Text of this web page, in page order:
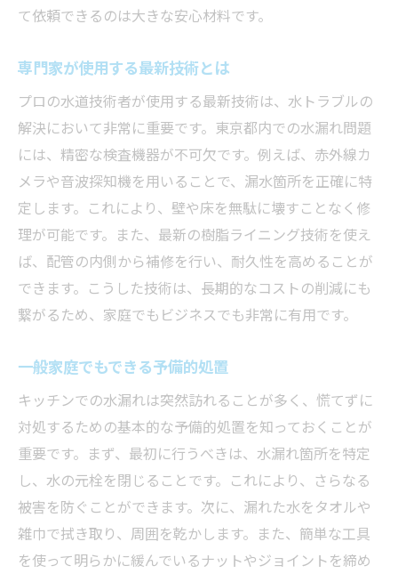
て依頼できるのは大きな安心材料です。
専門家が使用する最新技術とは
プロの水道技術者が使用する最新技術は、水トラブルの
解決において非常に重要です。東京都内での水漏れ問題
には、精密な検査機器が不可欠です。例えば、赤外線カ
メラや音波探知機を用いることで、漏水箇所を正確に特
定します。これにより、壁や床を無駄に壊すことなく修
理が可能です。また、最新の樹脂ライニング技術を使え
ば、配管の内側から補修を行い、耐久性を高めることが
できます。こうした技術は、長期的なコストの削減にも
繋がるため、家庭でもビジネスでも非常に有用です。
一般家庭でもできる予備的処置
キッチンでの水漏れは突然訪れることが多く、慌てずに
対処するための基本的な予備的処置を知っておくことが
重要です。まず、最初に行うべきは、水漏れ箇所を特定
し、水の元栓を閉じることです。これにより、さらなる
被害を防ぐことができます。次に、漏れた水をタオルや
雑巾で拭き取り、周囲を乾かします。また、簡単な工具
を使って明らかに緩んでいるナットやジョイントを締め